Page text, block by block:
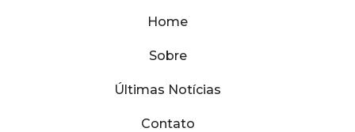
Home
Sobre
Últimas Notícias
Contato